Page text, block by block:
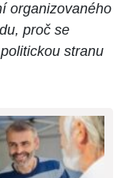
organizovaného
proč se
stranu